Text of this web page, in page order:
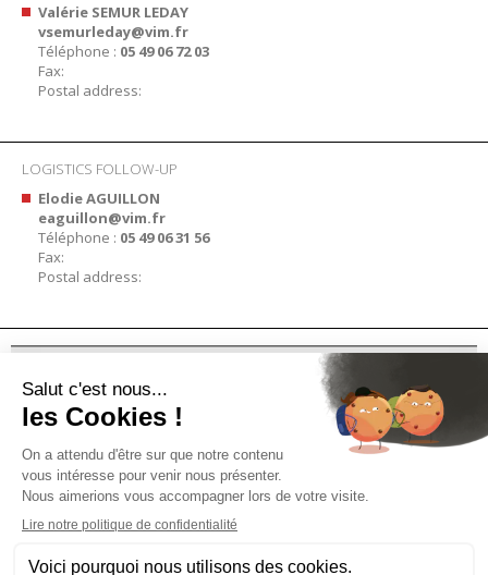
Valérie SEMUR LEDAY
vsemurleday@vim.fr
Téléphone : 05 49 06 72 03
Fax:
Postal address:
LOGISTICS FOLLOW-UP
Elodie AGUILLON
eaguillon@vim.fr
Téléphone : 05 49 06 31 56
Fax:
Postal address:
PRODUITS
ESPACE PROFESSIONNEL
PRESSE